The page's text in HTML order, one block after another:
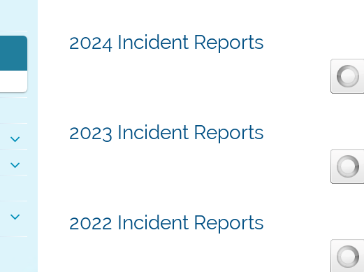
2024 Incident Reports
2023 Incident Reports
2022 Incident Reports